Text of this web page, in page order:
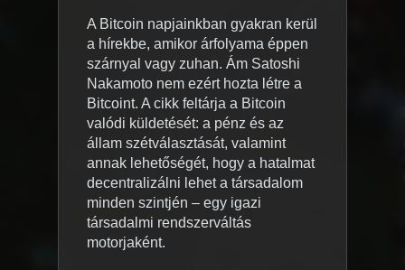
A Bitcoin napjainkban gyakran kerül
a hírekbe, amikor árfolyama éppen
szárnyal vagy zuhan. Ám Satoshi
Nakamoto nem ezért hozta létre a
Bitcoint. A cikk feltárja a Bitcoin
valódi küldetését: a pénz és az
állam szétválasztását, valamint
annak lehetőségét, hogy a hatalmat
decentralizálni lehet a társadalom
minden szintjén – egy igazi
társadalmi rendszerváltás
motorjaként.